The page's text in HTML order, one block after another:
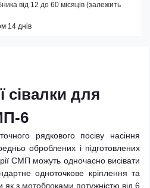
сівалки для
6
рядкового посіву насіння
оброблених і підготовлених
СМП можуть одночасно висівати
одноточкове кріплення та
як з мотоблоками потужністю від 6
від 12 до 60 місяців (залежить
14 днів